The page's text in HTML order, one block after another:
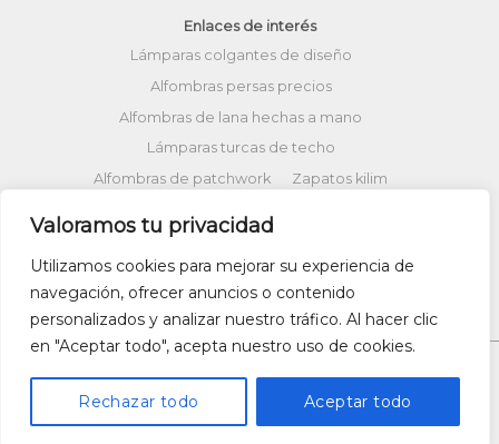
Valoramos tu privacidad
Utilizamos cookies para mejorar su experiencia de
navegación, ofrecer anuncios o contenido
personalizados y analizar nuestro tráfico. Al hacer clic
en "Aceptar todo", acepta nuestro uso de cookies.
Rechazar todo Aceptar todo
Enlaces de interés
Lámparas colgantes de diseño
Alfombras persas precios
Alfombras de lana hechas a mano
Lámparas turcas de techo
Alfombras de patchwork
Zapatos kilim
Alfombras patchwork vintage
Cojines Kilim
Bolsos kilim
Cojines Ikat
Comprar kilim online
Copyright 2026 ©